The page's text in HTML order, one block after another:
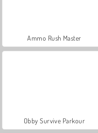
Ammo Rush Master
Obby Survive Parkour